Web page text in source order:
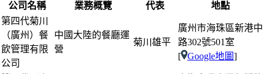
公司名稱 業務概覽 代表
地點
第四代菊川
（廣州）餐
飲管理有限
公司
中國大陸的餐廳運
營
菊川雄平
廣州市海珠區新港中
路302號501室
[
Google地圖]